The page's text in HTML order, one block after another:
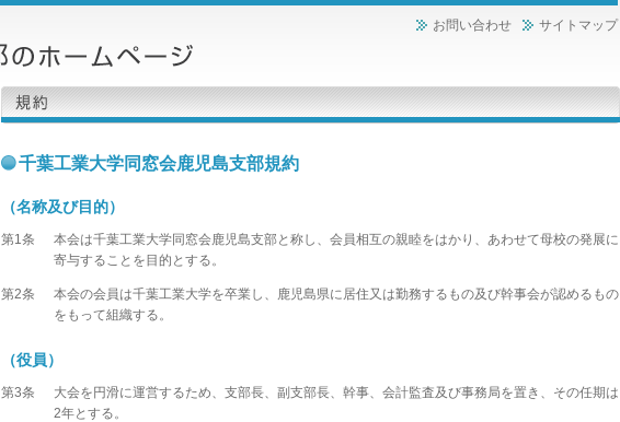
お問い合わせ サイトマップ
千葉工業大学同窓会鹿児島支部規約
（名称及び目的）
第1条
本会は千葉工業大学同窓会鹿児島支部と称し、会員相互の親睦をはかり、あわせて母校の発展に
寄与することを目的とする。
第2条
本会の会員は千葉工業大学を卒業し、鹿児島県に居住又は勤務するもの及び幹事会が認めるもの
をもって組織する。
（役員）
第3条
大会を円滑に運営するため、支部長、副支部長、幹事、会計監査及び事務局を置き、その任期は
2年とする。